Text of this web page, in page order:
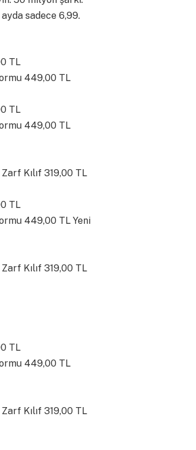
sadece 6,99.
TL
449,00 TL
TL
449,00 TL
Kılıf 319,00 TL
TL
449,00 TL Yeni
Kılıf 319,00 TL
TL
449,00 TL
Kılıf 319,00 TL